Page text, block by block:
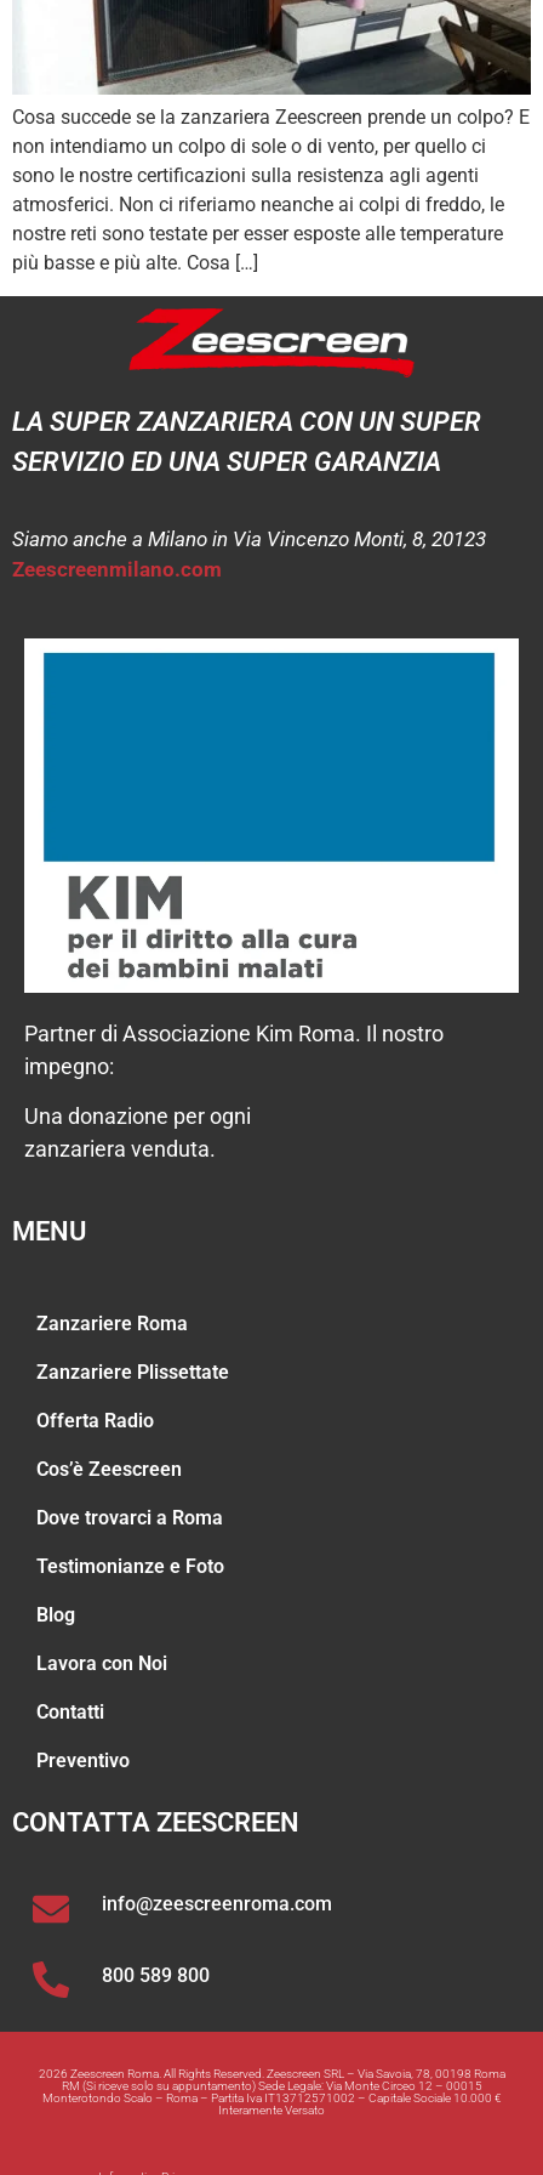
Cosa succede se la zanzariera Zeescreen prende un colpo? E
non intendiamo un colpo di sole o di vento, per quello ci
sono le nostre certificazioni sulla resistenza agli agenti
atmosferici. Non ci riferiamo neanche ai colpi di freddo, le
nostre reti sono testate per esser esposte alle temperature
più basse e più alte. Cosa […]
LA SUPER ZANZARIERA CON UN SUPER
SERVIZIO ED UNA SUPER GARANZIA
Siamo anche a Milano in Via Vincenzo Monti, 8, 20123
Zeescreenmilano.com
Partner di Associazione Kim Roma. Il nostro
impegno:
Una donazione per ogni
zanzariera venduta.
MENU
Zanzariere Roma
Zanzariere Plissettate
Offerta Radio
Cos’è Zeescreen
Dove trovarci a Roma
Testimonianze e Foto
Blog
Lavora con Noi
Contatti
Preventivo
CONTATTA ZEESCREEN
info@zeescreenroma.com
800 589 800
2026 Zeescreen Roma. All Rights Reserved. Zeescreen SRL – Via Savoia, 78, 00198 Roma
RM (Si riceve solo su appuntamento) Sede Legale: Via Monte Circeo 12 – 00015
Monterotondo Scalo – Roma – Partita Iva IT13712571002 – Capitale Sociale 10.000 €
Interamente Versato